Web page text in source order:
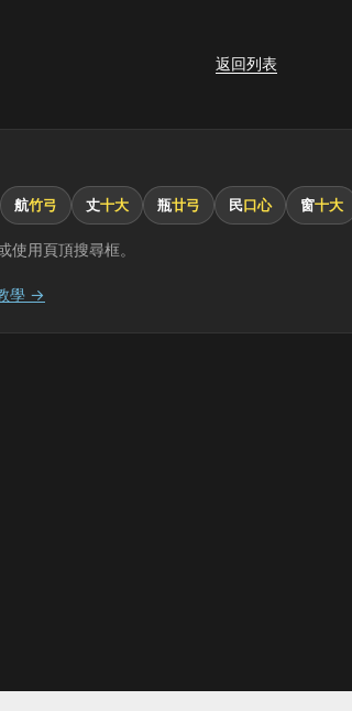
返回列表
航竹弓 丈十大 瓶廿弓 民口心 窗十大
用頁頂搜尋框。
學 →